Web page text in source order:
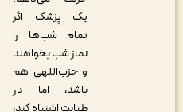
یک پزشک اگر
تمام شب‌ها را
نماز شب بخواهند
و حزب‌اللهی هم
باشد، اما در
طبابت اشتباه کند،